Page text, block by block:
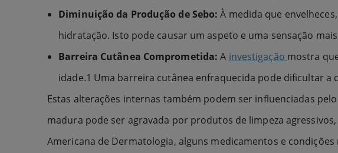
Diminuição da Produção de Sebo:À medida que
hidratação. Isto pode causar um aspeto e uma sensação
Barreira Cutânea Comprometida:A investigação mostra
idade.1 Uma barreira cutânea enfraquecida pode dificultar
Estas alterações internas também podem ser influenciadas
madura pode ser agravada por produtos de limpeza
Americana de Dermatologia, alguns medicamentos e